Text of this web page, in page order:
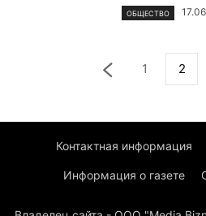
ОБЩЕСТВО
1 2
Контактная информация
Информация о газете